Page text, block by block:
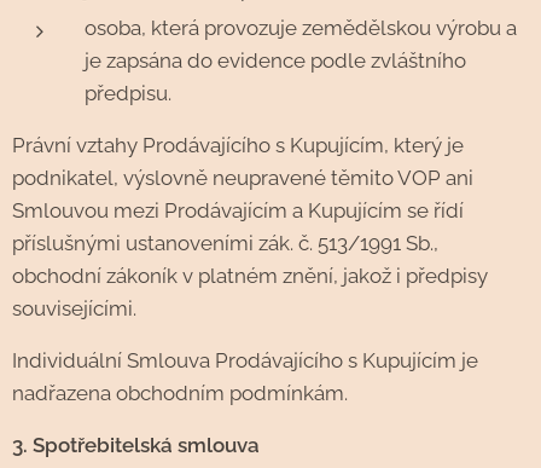
osoba, která provozuje zemědělskou výrobu a
je zapsána do evidence podle zvláštního
předpisu.
Právní vztahy Prodávajícího s Kupujícím, který je
podnikatel, výslovně neupravené těmito VOP ani
Smlouvou mezi Prodávajícím a Kupujícím se řídí
příslušnými ustanoveními zák. č. 513/1991 Sb.,
obchodní zákoník v platném znění, jakož i předpisy
souvisejícími.
Individuální Smlouva Prodávajícího s Kupujícím je
nadřazena obchodním podmínkám.
3. Spotřebitelská smlouva